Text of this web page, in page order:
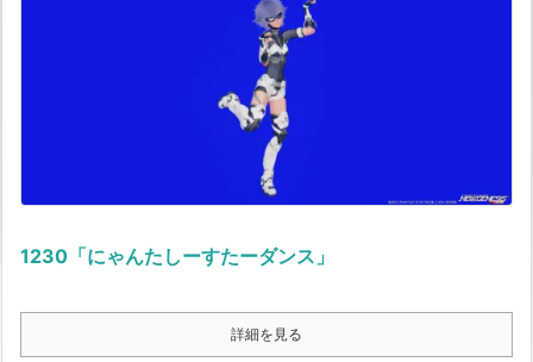
1230「にゃんたしーすたーダンス」
詳細を見る